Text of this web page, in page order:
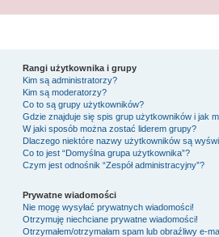
Rangi użytkownika i grupy
Kim są administratorzy?
Kim są moderatorzy?
Co to są grupy użytkowników?
Gdzie znajduje się spis grup użytkowników i jak
W jaki sposób można zostać liderem grupy?
Dlaczego niektóre nazwy użytkowników są
Co to jest “Domyślna grupa użytkownika”?
Czym jest odnośnik “Zespół administracyjny”?
Prywatne wiadomości
Nie mogę wysyłać prywatnych wiadomości!
Otrzymuję niechciane prywatne wiadomości!
Otrzymałem/otrzymałam spam lub obraźliwy e-